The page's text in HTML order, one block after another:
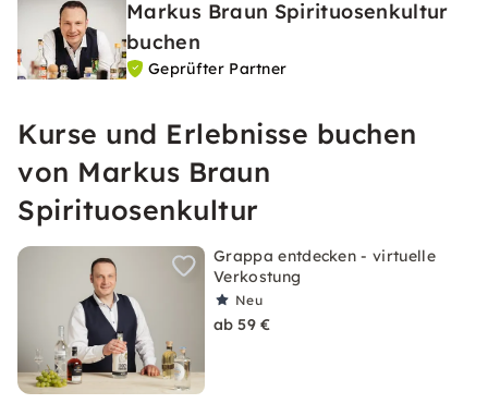
Markus Braun Spirituosenkultur
buchen
Geprüfter Partner
Kurse und Erlebnisse buchen
von Markus Braun
Spirituosenkultur
Grappa entdecken - virtuelle
Verkostung
Neu
ab 59 €